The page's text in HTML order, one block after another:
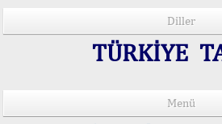
Diller
TÜRKİYE
Menü